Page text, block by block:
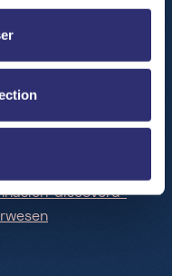
muss jedes Team
bauen
discoveru-